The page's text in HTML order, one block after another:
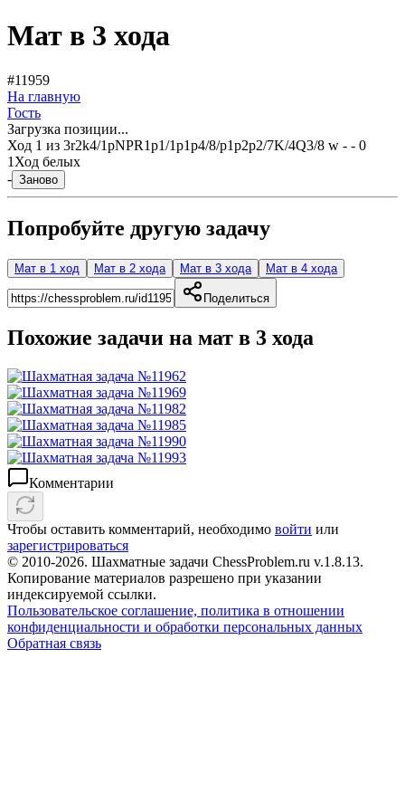
Мат в 3 хода
#11959
На главную
Гость
Загрузка позиции...
Ход 1 из 3r2k4/1pNPR1p1/1p1p4/8/p1p2p2/7K/4Q3/8 w - - 0
1 Ход белых
- Заново
Попробуйте другую задачу
Мат в 1 ход Мат в 2 хода Мат в 3 хода Мат в 4 хода
Поделиться
Похожие задачи на мат в 3 хода
Комментарии
Чтобы оставить комментарий, необходимо войти или
зарегистрироваться
© 2010-2026. Шахматные задачи ChessProblem.ru v.1.8.13.
Копирование материалов разрешено при указании
индексируемой ссылки.
Пользовательское соглашение, политика в отношении
конфиденциальности и обработки персональных данных
Обратная связь